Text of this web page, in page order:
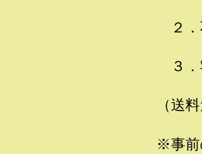
２．
３．
（送
※事前